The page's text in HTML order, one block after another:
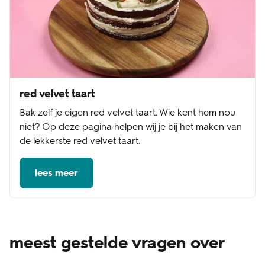
red velvet taart
Bak zelf je eigen red velvet taart. Wie kent hem nou
niet? Op deze pagina helpen wij je bij het maken van
de lekkerste red velvet taart.
lees meer
meest gestelde vragen over